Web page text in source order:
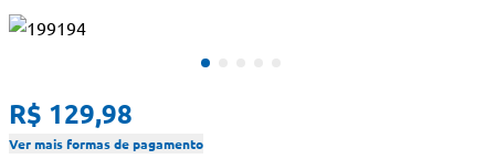
R$ 129,98
Ver mais formas de pagamento